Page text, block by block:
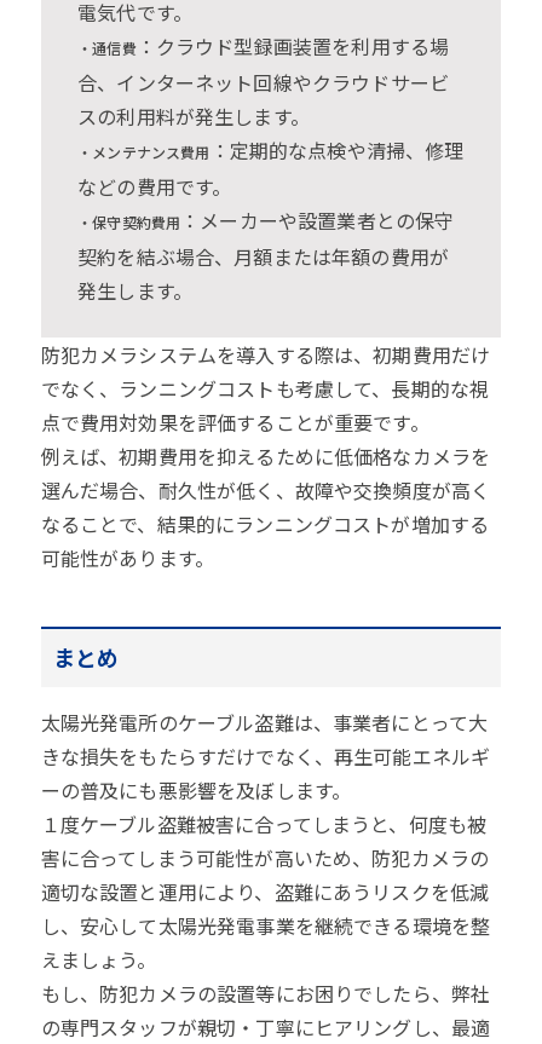
電気代です。
・通信費：クラウド型録画装置を利用する場
合、インターネット回線やクラウドサービ
スの利用料が発生します。
・メンテナンス費用 ：定期的な点検や清掃、修理
などの費用です。
・保守契約費用 ：メーカーや設置業者との保守
契約を結ぶ場合、月額または年額の費用が
発生します。
防犯カメラシステムを導入する際は、初期費用だけ
でなく、ランニングコストも考慮して、長期的な視
点で費用対効果を評価することが重要です。
例えば、初期費用を抑えるために低価格なカメラを
選んだ場合、耐久性が低く、故障や交換頻度が高く
なることで、結果的にランニングコストが増加する
可能性があります。
まとめ
太陽光発電所のケーブル盗難は、事業者にとって大
きな損失をもたらすだけでなく、再生可能エネルギ
ーの普及にも悪影響を及ぼします。
１度ケーブル盗難被害に合ってしまうと、何度も被
害に合ってしまう可能性が高いため、防犯カメラの
適切な設置と運用により、盗難にあうリスクを低減
し、安心して太陽光発電事業を継続できる環境を整
えましょう。
もし、防犯カメラの設置等にお困りでしたら、弊社
の専門スタッフが親切・丁寧にヒアリングし、最適